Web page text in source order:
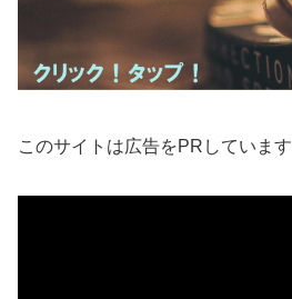
このサイトは広告をPRしています